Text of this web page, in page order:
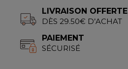
LIVRAISON OFFERTE
DÈS 29.50€ D’ACHAT
PAIEMENT
SÉCURISÉ